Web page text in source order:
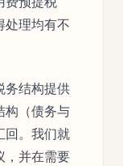
处理均有不
务结构提供
构（债务与
回。我们就
，并在需要